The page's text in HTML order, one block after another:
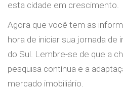
esta cidade em crescimento.
Agora que você tem as
hora de iniciar sua jornada
do Sul. Lembre-se de que a
pesquisa contínua e a
mercado imobiliário.